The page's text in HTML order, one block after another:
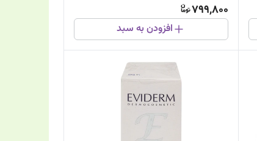
799,800
افزودن به سبد